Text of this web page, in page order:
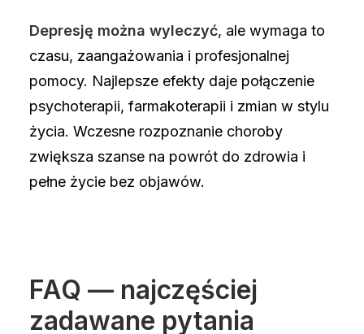
Depresję można wyleczyć, ale wymaga to
czasu, zaangażowania i profesjonalnej
pomocy. Najlepsze efekty daje połączenie
psychoterapii, farmakoterapii i zmian w stylu
życia. Wczesne rozpoznanie choroby
zwiększa szanse na powrót do zdrowia i
pełne życie bez objawów.
FAQ — najczęściej
zadawane pytania